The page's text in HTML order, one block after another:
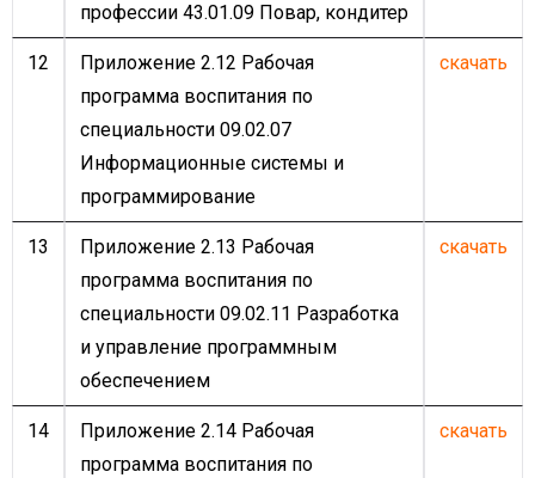
профессии 43.01.09 Повар, кондитер
12
Приложение 2.12 Рабочая
программа воспитания по
специальности 09.02.07
Информационные системы и
программирование
скачать
13
Приложение 2.13 Рабочая
программа воспитания по
специальности 09.02.11 Разработка
и управление программным
обеспечением
скачать
14
Приложение 2.14 Рабочая
программа воспитания по
скачать